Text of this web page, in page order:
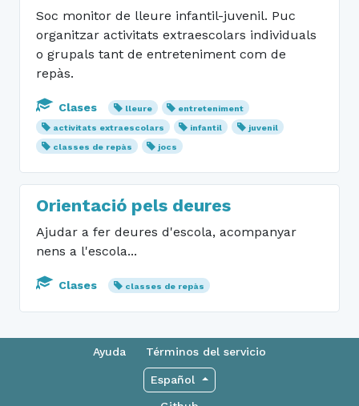
Soc monitor de lleure infantil-juvenil. Puc
organitzar activitats extraescolars individuals
o grupals tant de entreteniment com de
repàs.
Clases lleure
entreteniment
activitats extraescolars
infantil
juvenil
classes de repàs
jocs
Orientació pels deures
Ajudar a fer deures d'escola, acompanyar
nens a l'escola...
Clases classes de repàs
Ayuda Términos del servicio
Español